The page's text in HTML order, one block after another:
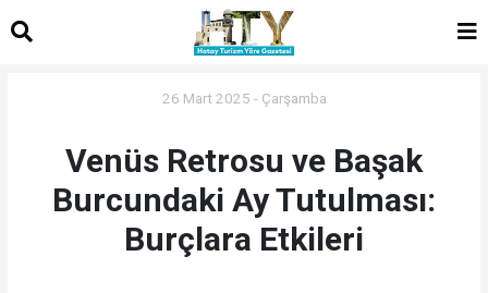
26 Mart 2025 - Çarşamba
Venüs Retrosu ve Başak
Burcundaki Ay Tutulması:
Burçlara Etkileri